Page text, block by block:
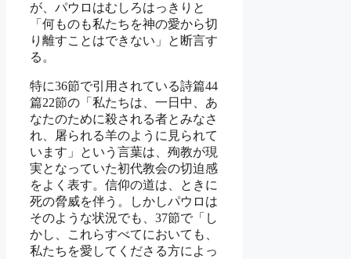
が、パウロはむしろはっきりと
「何ものも私たちを神の愛から切
り離すことはできない」と断言す
る。
特に36節で引用されている詩篇44
篇22節の「私たちは、一日中、あ
なたのために殺される者とみなさ
れ、屠られる羊のように見られて
います」という言葉は、殉教が現
実となっていた初代教会の切迫感
をよく表す。信仰の道は、ときに
死の脅威を伴う。しかしパウロは
そのような状況でも、37節で「し
かし、これらすべてにおいても、
私たちを愛してくださる方によっ